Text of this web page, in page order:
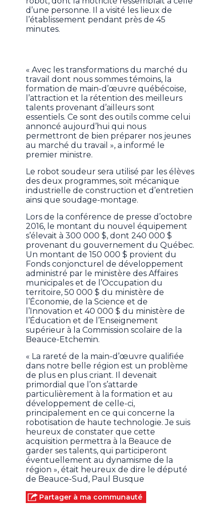
d’une personne. Il a visité les lieux de
l’établissement pendant près de 45
minutes.
« Avec les transformations du marché du
travail dont nous sommes témoins, la
formation de main-d’œuvre québécoise,
l’attraction et la rétention des meilleurs
talents provenant d’ailleurs sont
essentiels. Ce sont des outils comme celui
annoncé aujourd’hui qui nous
permettront de bien préparer nos jeunes
au marché du travail », a informé le
premier ministre.
Le robot soudeur sera utilisé par les élèves
des deux programmes, soit mécanique
industrielle de construction et d’entretien
ainsi que soudage-montage.
Lors de la conférence de presse d’octobre
2016, le montant du nouvel équipement
s’élevait à 300 000 $, dont 240 000 $
provenant du gouvernement du Québec.
Un montant de 150 000 $ provient du
Fonds conjoncturel de développement
administré par le ministère des Affaires
municipales et de l’Occupation du
territoire, 50 000 $ du ministère de
l’Économie, de la Science et de
l’Innovation et 40 000 $ du ministère de
l’Éducation et de l’Enseignement
supérieur à la Commission scolaire de la
Beauce-Etchemin.
« La rareté de la main-d’œuvre qualifiée
dans notre belle région est un problème
de plus en plus criant. Il devenait
primordial que l’on s’attarde
particulièrement à la formation et au
développement de celle-ci,
principalement en ce qui concerne la
robotisation de haute technologie. Je suis
heureux de constater que cette
acquisition permettra à la Beauce de
garder ses talents, qui participeront
éventuellement au dynamisme de la
région », était heureux de dire le député
de Beauce-Sud, Paul Busque
Partager à ma communauté